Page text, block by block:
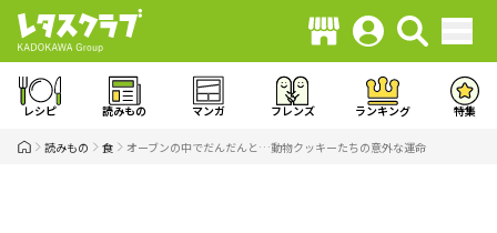
レシピ 読みもの マンガ フレンズ ランキング 特集
読みもの 食 オーブンの中でだんだんと…動物クッキーたちの意外な運命